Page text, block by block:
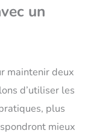
un
maintenir deux
d’utiliser les
plus
mieux